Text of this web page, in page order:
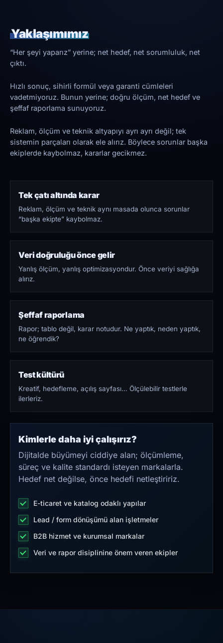
Yaklaşımımız
“Her şeyi yaparız” yerine; net hedef, net sorumluluk, net
çıktı.
Hızlı sonuç, sihirli formül veya garanti cümleleri
vadetmiyoruz. Bunun yerine; doğru ölçüm, net hedef ve
şeffaf raporlama sunuyoruz.
Reklam, ölçüm ve teknik altyapıyı ayrı ayrı değil; tek
sistemin parçaları olarak ele alırız. Böylece sorunlar başka
ekiplerde kaybolmaz, kararlar gecikmez.
Tek çatı altında karar
Reklam, ölçüm ve teknik aynı masada olunca sorunlar
“başka ekipte” kaybolmaz.
Veri doğruluğu önce gelir
Yanlış ölçüm, yanlış optimizasyondur. Önce veriyi sağlığa
alırız.
Şeffaf raporlama
Rapor; tablo değil, karar notudur. Ne yaptık, neden yaptık,
ne öğrendik?
Test kültürü
Kreatif, hedefleme, açılış sayfası… Ölçülebilir testlerle
ilerleriz.
Kimlerle daha iyi çalışırız?
Dijitalde büyümeyi ciddiye alan; ölçümleme,
süreç ve kalite standardı isteyen markalarla.
Hedef net değilse, önce hedefi netleştiririz.
E-ticaret ve katalog odaklı yapılar
Lead / form dönüşümü alan işletmeler
B2B hizmet ve kurumsal markalar
Veri ve rapor disiplinine önem veren ekipler